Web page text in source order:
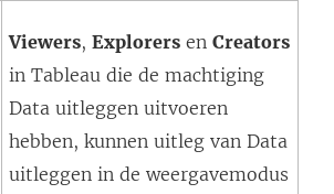
Viewers, Explorers en Creators
in Tableau die de machtiging
Data uitleggen uitvoeren
hebben, kunnen uitleg van Data
uitleggen in de weergavemodus